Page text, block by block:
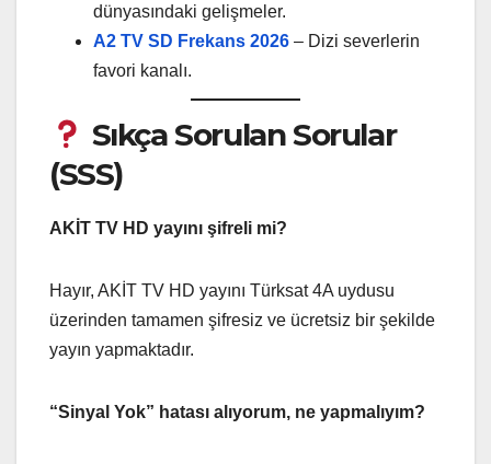
dünyasındaki gelişmeler.
A2 TV SD Frekans 2026 – Dizi severlerin
favori kanalı.
Sıkça Sorulan Sorular
(SSS)
AKİT TV HD yayını şifreli mi?
Hayır, AKİT TV HD yayını Türksat 4A uydusu
üzerinden tamamen şifresiz ve ücretsiz bir şekilde
yayın yapmaktadır.
“Sinyal Yok” hatası alıyorum, ne yapmalıyım?